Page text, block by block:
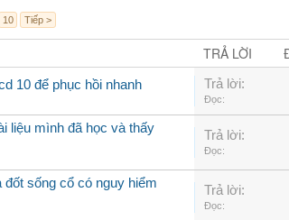
10 Tiếp >
TRẢ LỜI
10 để phục hồi nhanh Trả lời:
Đọc:
liệu mình đã học và thấy
Trả lời:
Đọc:
đốt sống cổ có nguy hiểm
Trả lời:
Đọc: